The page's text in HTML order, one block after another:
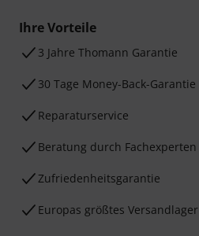
Ihre Vorteile
3 Jahre Thomann Garantie
30 Tage Money-Back-Garantie
Reparaturservice
Beratung durch Fachexperten
Zufriedenheitsgarantie
Europas größtes Versandlager